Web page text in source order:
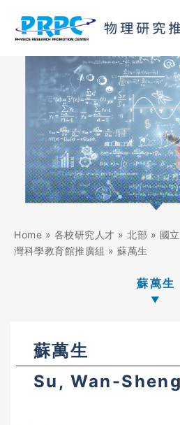
Home » 各校研究人才 » 北部 » 國
灣科學教育館推廣組 » 蘇萬生
蘇萬生
蘇萬生
Su, Wan-Sheng